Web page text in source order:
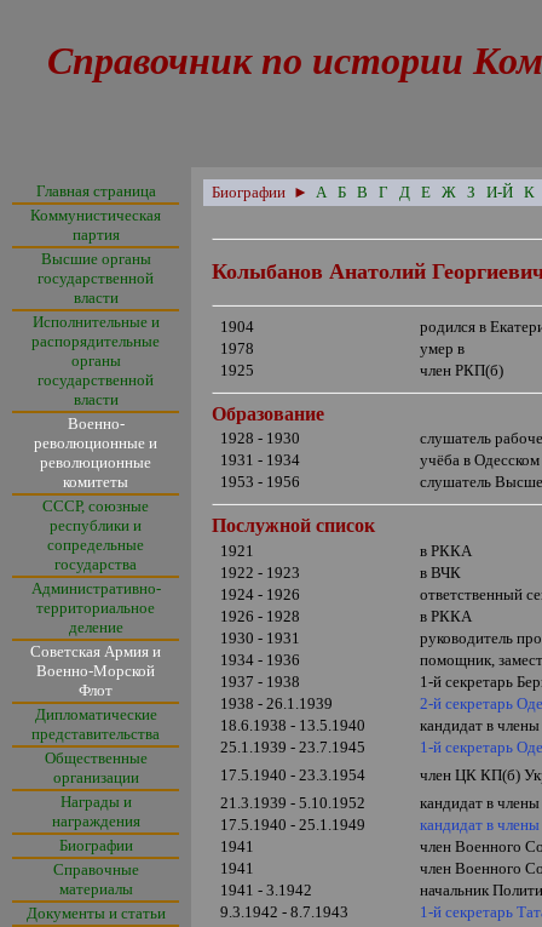
Справочник по истории
Главная страница
Коммунистическая
партия
Высшие органы
государственной
власти
Исполнительные и
распорядительные
органы
государственной
власти
Военно-
революционные и
революционные
комитеты
СССР, союзные
республики и
сопредельные
государства
Административно-
территориальное
деление
Советская Армия и
Военно-Морской
Флот
Дипломатические
представительства
Общественные
организации
Награды и
награждения
Биографии
Справочные
материалы
Документы и статьи
Биографии ► А Б В Г Д Е Ж З И-Й К
Колыбанов Анатолий
1904
родился в
1978
умер в
1925
член РКП(б)
Образование
1928 - 1930
слушатель
1931 - 1934
учёба в
1953 - 1956
слушатель
Послужной список
1921
в РККА
1922 - 1923
в ВЧК
1924 - 1926
ответственный
1926 - 1928
в РККА
1930 - 1931
руководитель
1934 - 1936
помощник,
1937 - 1938
1-й секретарь
1938 - 26.1.1939
2-й секретарь
18.6.1938 - 13.5.1940
кандидат в
25.1.1939 - 23.7.1945
1-й секретарь
17.5.1940 - 23.3.1954
член ЦК КП(б)
21.3.1939 - 5.10.1952
кандидат в
17.5.1940 - 25.1.1949
кандидат в
1941
член Военного
1941
член Военного
1941 - 3.1942
начальник
9.3.1942 - 8.7.1943
1-й секретарь